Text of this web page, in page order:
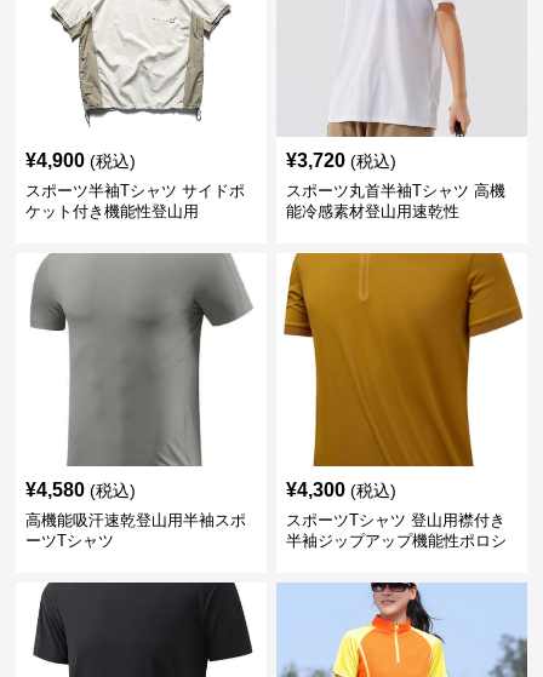
¥4,900 (税込)
スポーツ半袖Tシャツ サイドポ
ケット付き機能性登山用
¥3,720 (税込)
スポーツ丸首半袖Tシャツ 高機
能冷感素材登山用速乾性
¥4,580 (税込)
高機能吸汗速乾登山用半袖スポ
ーツTシャツ
¥4,300 (税込)
スポーツTシャツ 登山用襟付き
半袖ジップアップ機能性ポロシ